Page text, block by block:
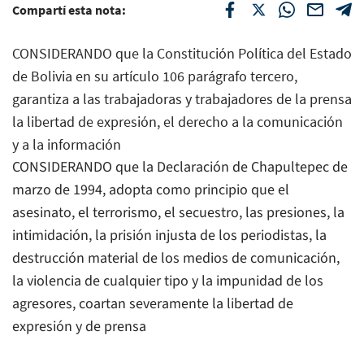
Compartí esta nota:
CONSIDERANDO que la Constitución Política del Estado
de Bolivia en su artículo 106 parágrafo tercero,
garantiza a las trabajadoras y trabajadores de la prensa
la libertad de expresión, el derecho a la comunicación
y a la información
CONSIDERANDO que la Declaración de Chapultepec de
marzo de 1994, adopta como principio que el
asesinato, el terrorismo, el secuestro, las presiones, la
intimidación, la prisión injusta de los periodistas, la
destrucción material de los medios de comunicación,
la violencia de cualquier tipo y la impunidad de los
agresores, coartan severamente la libertad de
expresión y de prensa